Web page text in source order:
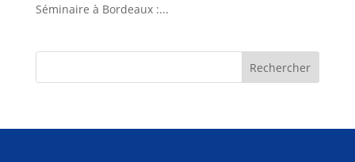
Séminaire à Bordeaux :...
Rechercher